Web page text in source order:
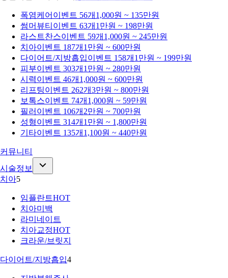
폭염케어 이벤트 56개 1,000원 ~ 135만원
썸머뷰티 이벤트 63개 1만원 ~ 198만원
라스트찬스이벤트 59개 1,000원 ~ 245만원
치아이벤트 187개 1만원 ~ 600만원
다이어트/지방흡입이벤트 158개 1만원 ~ 199만원
피부이벤트 303개 1만원 ~ 280만원
시력이벤트 46개 1,000원 ~ 600만원
리프팅이벤트 262개3만원 ~ 800만원
보톡스이벤트 74개 1,000원 ~ 59만원
필러 이벤트 106개 2만원 ~ 700만원
성형이벤트 314개 1만원 ~ 1,800만원
기타이벤트 135개 1,100원 ~ 440만원
커뮤니티
시술정보
치아5
임플란트HOT
치아미백
라미네이트
치아교정HOT
크라운/브릿지
다이어트/지방흡입4